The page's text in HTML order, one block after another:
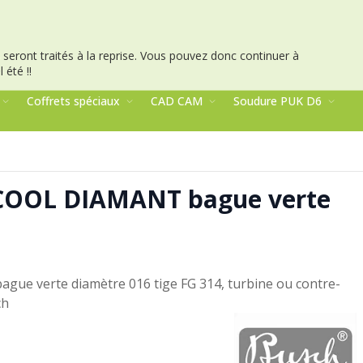
traités à la reprise. Vous pouvez donc continuer à
été !!
Coffrets spéciaux CAD CAM
Soudure PUK D6
DIAMANT bague verte
verte diamètre 016 tige FG 314, turbine ou contre-